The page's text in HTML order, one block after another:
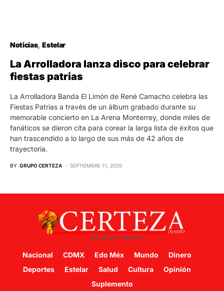
Noticias Estelar
La Arrolladora lanza disco para celebrar
fiestas patrias
La Arrolladora Banda El Limón de René Camacho celebra las
Fiestas Patrias a través de un álbum grabado durante su
memorable concierto en La Arena Monterrey, donde miles de
fanáticos se dieron cita para corear la larga lista de éxitos que
han trascendido a lo largo de sus más de 42 años de
trayectoria.
BY GRUPO CERTEZA SEPTIEMBRE 11, 2020
Nacional CDMX Edo Méx Mundo
Dinero
Deportes
Estelar Salud Cultura
Opinión
Suplemento